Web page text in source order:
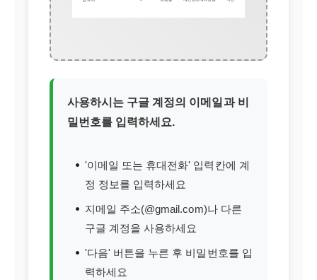
사용하시는 구글 계정의 이메일과 비
밀번호를 입력하세요.
'이메일 또는 휴대전화' 입력칸에 계
정 정보를 입력하세요
지메일 주소(@gmail.com)나 다른
구글 계정을 사용하세요
'다음' 버튼을 누른 후 비밀번호를 입
력하세요